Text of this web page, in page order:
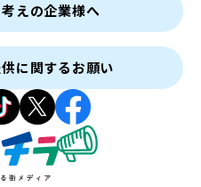
えの企業様へ
に関するお願い